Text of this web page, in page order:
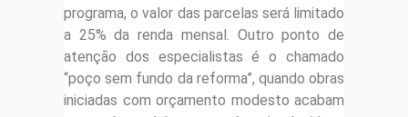
programa, o valor das parcelas será limitado
a 25% da renda mensal. Outro ponto de
atenção dos especialistas é o chamado
“poço sem fundo da reforma”, quando obras
iniciadas com orçamento modesto acabam